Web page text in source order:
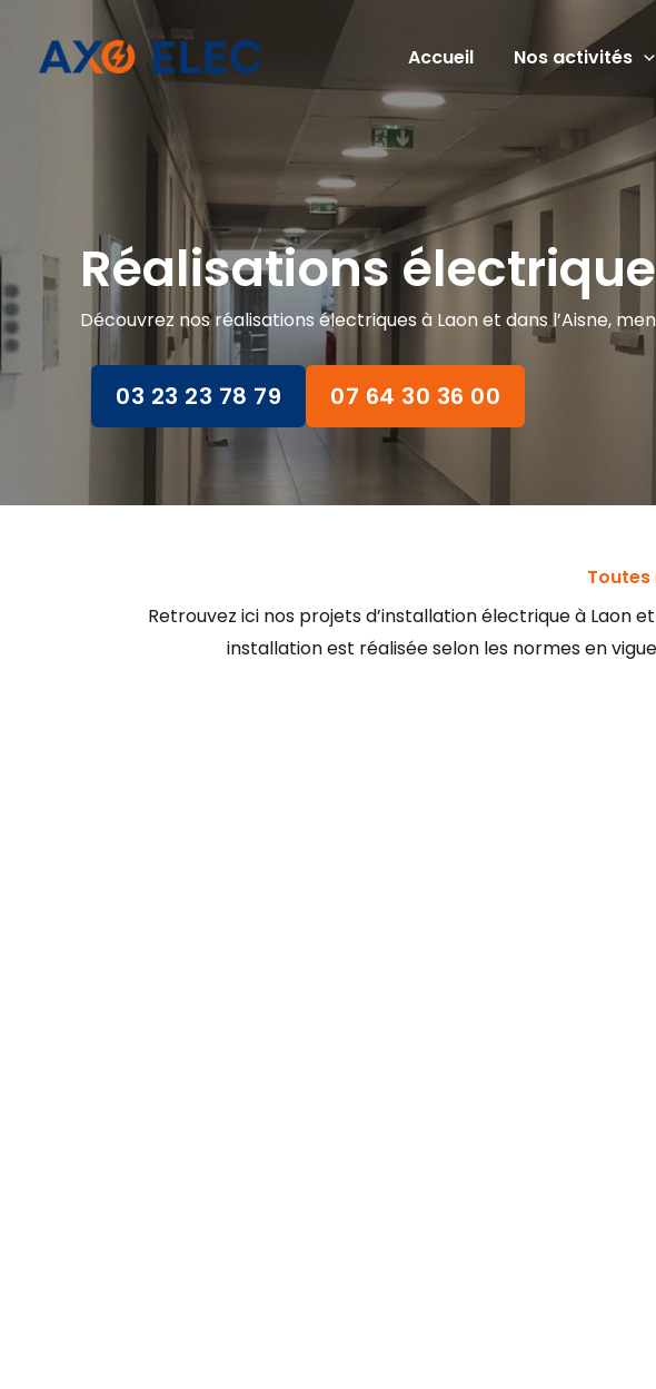
contenu
Accueil Nos activités
Réalisations
Découvrez nos réalisations électriques à Laon et dans l’Aisne,
03 23 23 78 79 07 64 30 36 00
Retrouvez ici nos projets d’installation électrique à Laon
installation est réalisée selon les normes en